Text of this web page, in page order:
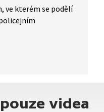
ve kterém se podělí
videa